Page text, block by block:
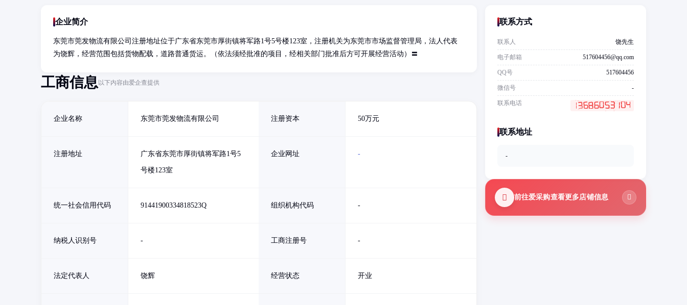
企业简介
东莞市莞发物流有限公司注册地址位于广东省东莞市厚街镇将军路1号5号楼123室，注册机关为东莞市市场监督管理局，法人代表
为饶辉，经营范围包括货物配载，道路普通货运。（依法须经批准的项目，经相关部门批准后方可开展经营活动）〓
工商信息以下内容由爱企查提供
企业名称 东莞市莞发物流有限公司 注册资本 50万元
注册地址 广东省东莞市厚街镇将军路1号5
号楼123室
企业网址 -
统一社会信用代码 91441900334818523Q 组织机构代码 -
纳税人识别号 - 工商注册号 -
法定代表人 饶辉 经营状态 开业
联系方式
联系人 饶先生
电子邮箱 517604456@qq.com
QQ号 517604456
微信号 -
联系电话
联系地址
-
前往爱采购查看更多店铺信息